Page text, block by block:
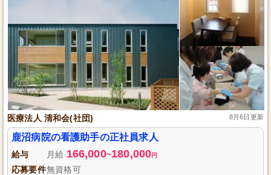
医療法人 清和会(社団) 8月6日更新
鹿沼病院の看護助手の正社員求人
給与 月給 166,000~180,000円
応募要件無資格可